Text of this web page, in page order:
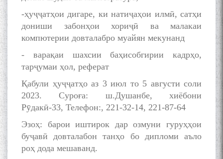
-ҳуҷҷатҳои дигаре, ки натиҷаҳои илмӣ, сатҳи
дониши забонҳои хориҷӣ ва малакаи
компютерии довталабро муайян мекунанд
- варақаи шахсии баҳисобгирии кадрҳо,
тарҷумаи ҳол, реферат
Қабули ҳуҷҷатҳо аз 3 июл то 5 августи соли
2023. Суроға: ш.Душанбе, хиёбони
Рӯдакӣ-33, Телефон:, 221-32-14, 221-87-64
Эзоҳ: барои иштирок дар озмуни гуруҳҳои
буҷавӣ довталабон танҳо бо дипломи аъло
роҳ дода мешаванд.